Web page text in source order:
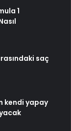
1
saç
kendi yapay